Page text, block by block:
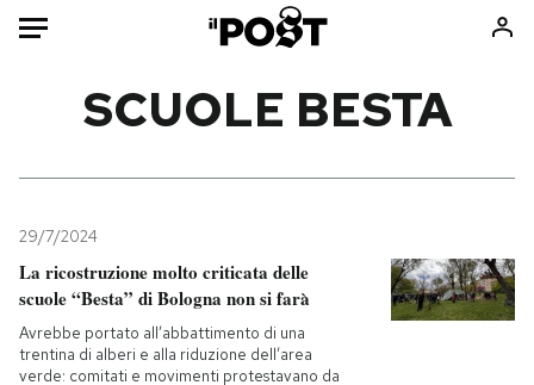
Mondo
Politica
Tecnologia
Internet
Scienza
Consumismi
Storie/Idee
Ok Boomer!
Media
SCUOLE BESTA
29/7/2024
La ricostruzione molto criticata delle
scuole “Besta” di Bologna non si farà
Avrebbe portato all’abbattimento di una
trentina di alberi e alla riduzione dell’area
verde: comitati e movimenti protestavano da